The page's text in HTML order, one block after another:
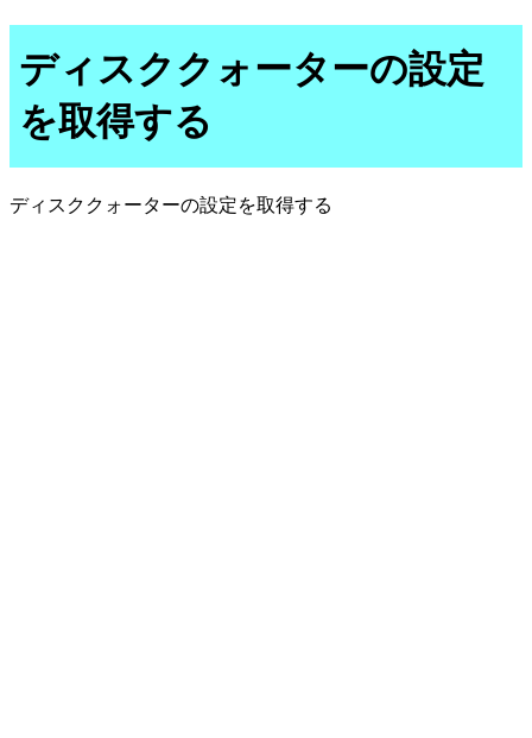
ディスククォーターの設定
を取得する
ディスククォーターの設定を取得する